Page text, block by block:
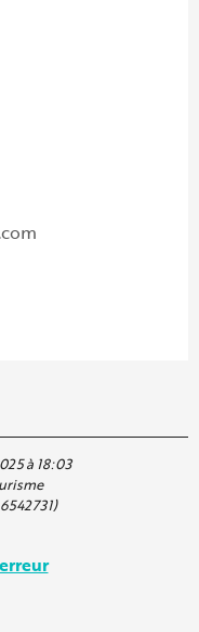
à 18:03
6542731)